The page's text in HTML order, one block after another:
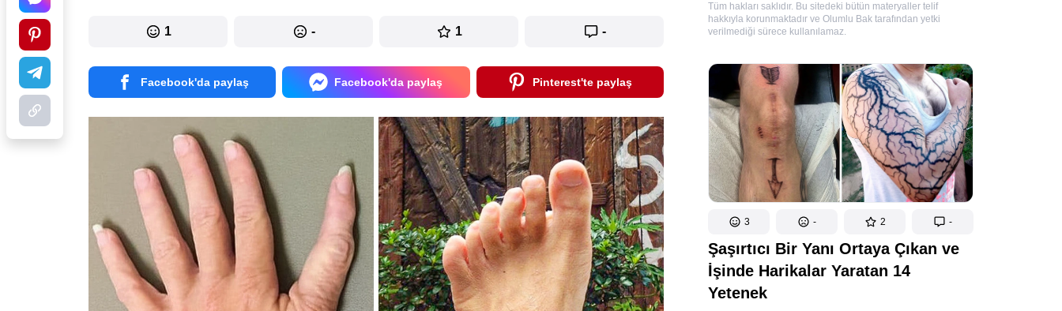
Tüm hakları saklıdır. Bu sitedeki bütün materyaller telif
hakkıyla korunmaktadır ve Olumlu Bak tarafından yetki
verilmediği sürece kullanılamaz.
3 - 2 -
Şaşırtıcı Bir Yanı Ortaya Çıkan ve
İşinde Harikalar Yaratan 14
Yetenek
1 - 1 -
Facebook'da paylaş Facebook'da paylaş Pinterest'te paylaş